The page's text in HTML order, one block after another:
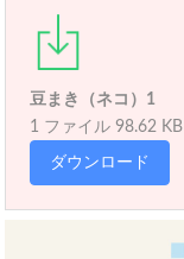
豆まき（ネコ）1
1 ファイル 98.62 KB
ダウンロード